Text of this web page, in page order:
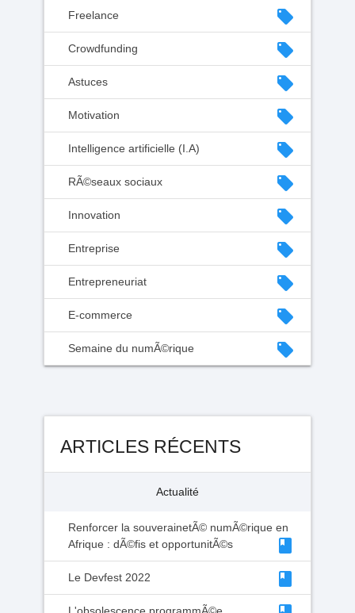
Freelance local_offer
Crowdfunding local_offer
Astuces local_offer
Motivation local_offer
Intelligence artificielle (I.A) local_offer
RÃ©seaux sociaux local_offer
Innovation local_offer
Entreprise local_offer
Entrepreneuriat local_offer
E-commerce local_offer
Semaine du numÃ©rique local_offer
ARTICLES RÉCENTS
Actualité
Renforcer la souverainetÃ© numÃ©rique en
Afrique : dÃ©fis et opportunitÃ©s
class
Le Devfest 2022 class
L'obsolescence programmÃ©e